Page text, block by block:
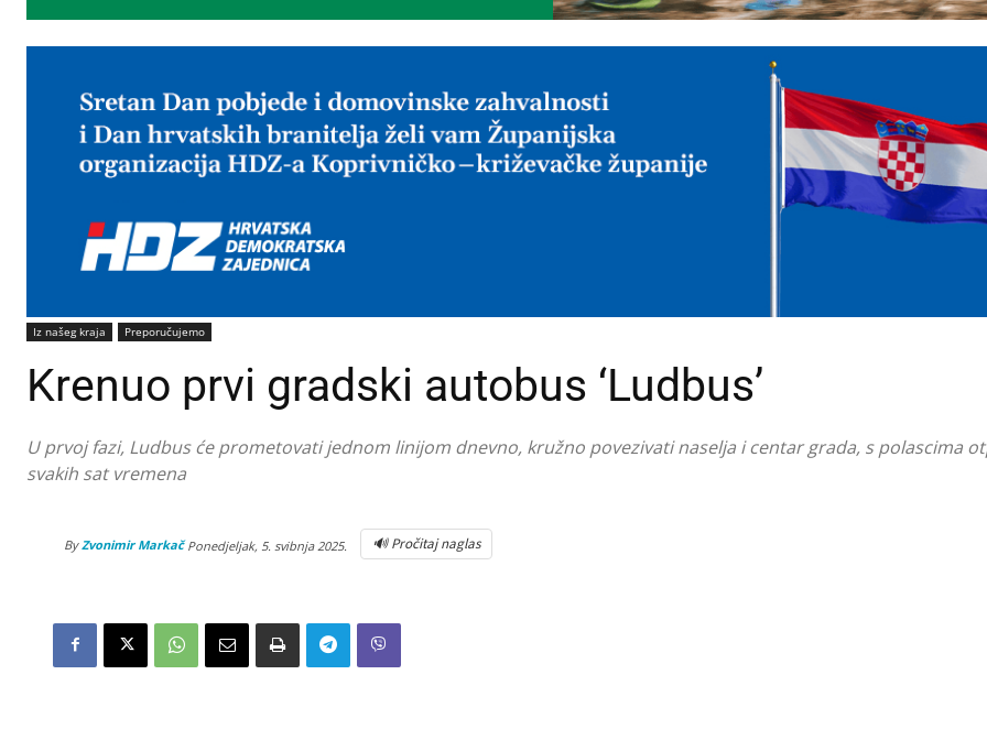
Iz našeg kraja Preporučujemo
Krenuo prvi gradski autobus ‘Ludbus’
U prvoj fazi, Ludbus će prometovati jednom linijom dnevno, kružno povezivati naselja i centar grada, s polascima
svakih sat vremena
By Zvonimir Markač Ponedjeljak, 5. svibnja 2025. 🔊 Pročitaj naglas